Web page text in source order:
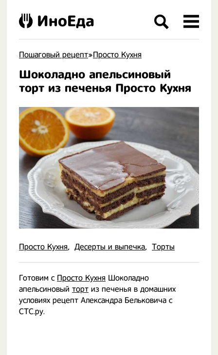
Пошаговый рецепт»Просто Кухня
Шоколадно апельсиновый
торт из печенья Просто Кухня
Просто Кухня Десерты и выпечка Торты
Готовим с Просто Кухня Шоколадно
апельсиновый торт из печенья в домашних
условиях рецепт Александра Бельковича с
СТС.ру.
ИноЕда